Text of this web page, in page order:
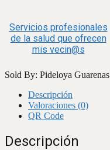
Servicios profesionales
de la salud que ofrecen
mis vecin@s
Sold By: Pideloya Guarenas
Descripción
Valoraciones (0)
QR Code
Descripción